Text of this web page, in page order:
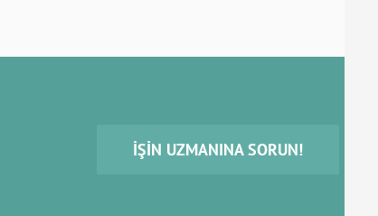
İŞIN UZMANINA SORUN!